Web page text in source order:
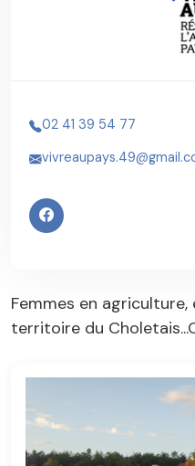
02 41 39 54 77
Femmes en
territoire du